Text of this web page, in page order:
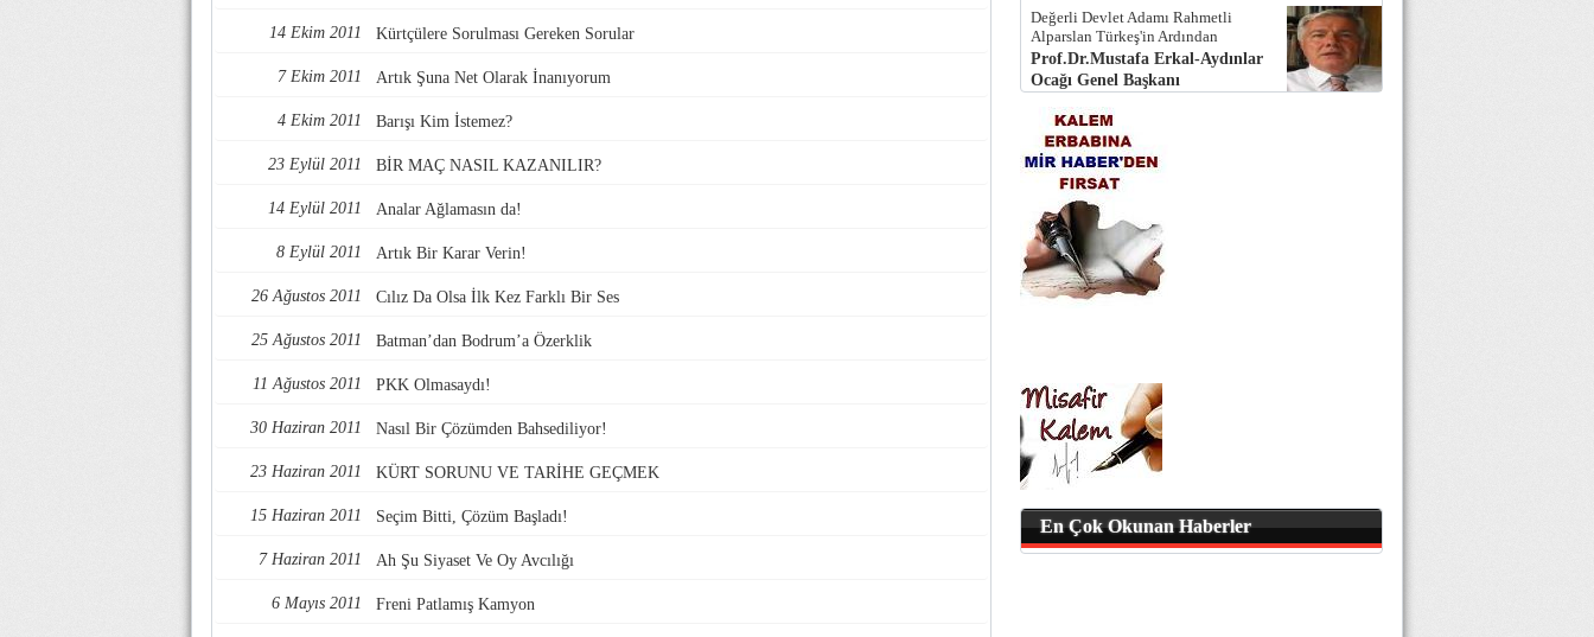
14 Ekim 2011 Kürtçülere Sorulması Gereken Sorular
7 Ekim 2011 Artık Şuna Net Olarak İnanıyorum
4 Ekim 2011 Barışı Kim İstemez?
23 Eylül 2011 BİR MAÇ NASIL KAZANILIR?
14 Eylül 2011 Analar Ağlamasın da!
8 Eylül 2011 Artık Bir Karar Verin!
26 Ağustos 2011 Cılız Da Olsa İlk Kez Farklı Bir Ses
25 Ağustos 2011 Batman’dan Bodrum’a Özerklik
11 Ağustos 2011 PKK Olmasaydı!
30 Haziran 2011 Nasıl Bir Çözümden Bahsediliyor!
23 Haziran 2011 KÜRT SORUNU VE TARİHE GEÇMEK
15 Haziran 2011 Seçim Bitti, Çözüm Başladı!
7 Haziran 2011 Ah Şu Siyaset Ve Oy Avcılığı
6 Mayıs 2011 Freni Patlamış Kamyon
Değerli Devlet Adamı Rahmetli
Alparslan Türkeş'in Ardından
Prof.Dr.Mustafa Erkal-Aydınlar
Ocağı Genel Başkanı
En Çok Okunan Haberler